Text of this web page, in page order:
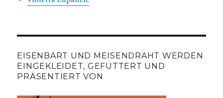
EISENBART UND MEISENDRAHT WERDEN
EINGEKLEIDET, GEFÜTTERT UND
PRÄSENTIERT VON